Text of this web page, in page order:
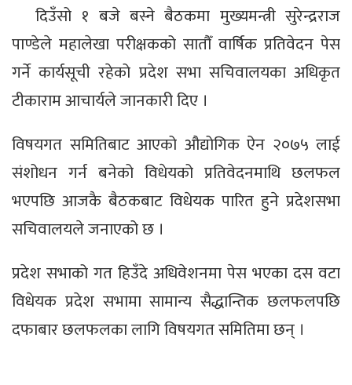
दिउँसो १ बजे बस्ने बैठकमा मुख्यमन्त्री सुरेन्द्रराज
पाण्डेले महालेखा परीक्षकको सातौँ वार्षिक प्रतिवेदन पेस
गर्ने कार्यसूची रहेको प्रदेश सभा सचिवालयका अधिकृत
टीकाराम आचार्यले जानकारी दिए ।
विषयगत समितिबाट आएको औद्योगिक ऐन २०७५ लाई
संशोधन गर्न बनेको विधेयको प्रतिवेदनमाथि छलफल
भएपछि आजकै बैठकबाट विधेयक पारित हुने प्रदेशसभा
सचिवालयले जनाएको छ ।
प्रदेश सभाको गत हिउँदे अधिवेशनमा पेस भएका दस वटा
विधेयक प्रदेश सभामा सामान्य सैद्धान्तिक छलफलपछि
दफाबार छलफलका लागि विषयगत समितिमा छन् ।